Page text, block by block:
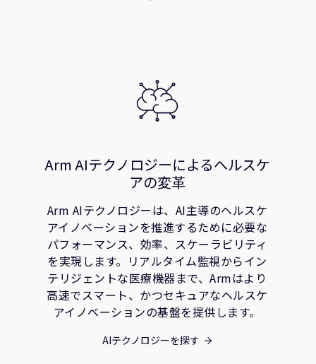
Arm AIテクノロジーによるヘルスケ
アの変革
Arm AIテクノロジーは、AI主導のヘルスケ
アイノベーションを推進するために必要な
パフォーマンス、効率、スケーラビリティ
を実現します。リアルタイム監視からイン
テリジェントな医療機器まで、Armはより
高速でスマート、かつセキュアなヘルスケ
アイノベーションの基盤を提供します。
AIテクノロジーを探す